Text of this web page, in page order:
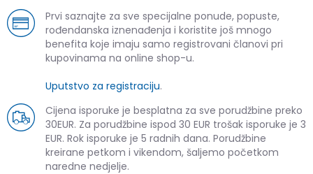
Prvi saznajte za sve specijalne ponude, popuste,
rođendanska iznenađenja i koristite još mnogo
benefita koje imaju samo registrovani članovi pri
kupovinama na online shop-u.
Uputstvo za registraciju.
Cijena isporuke je besplatna za sve porudžbine preko
30EUR. Za porudžbine ispod 30 EUR trošak isporuke je 3
EUR. Rok isporuke je 5 radnih dana. Porudžbine
kreirane petkom i vikendom, šaljemo početkom
naredne nedjelje.